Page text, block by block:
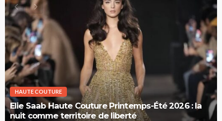
HAUTE COUTURE
Elie Saab Haute Couture Printemps-Été 2026 : la
nuit comme territoire de liberté